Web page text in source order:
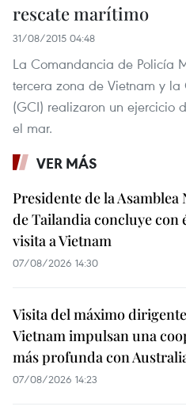
rescate marítimo
31/08/2015 04:48
La Comandancia de Policía
tercera zona de Vietnam y
(GCI) realizaron un ejercicio
el mar.
VER MÁS
Presidente de la Asamblea
de Tailandia concluye con
visita a Vietnam
07/08/2026 14:30
Visita del máximo
Vietnam impulsan una
más profunda con
07/08/2026 14:23